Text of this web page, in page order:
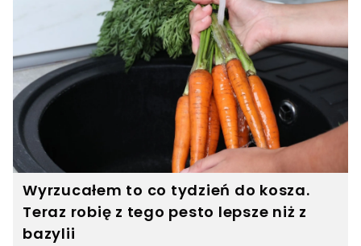
Wyrzucałem to co tydzień do kosza.
Teraz robię z tego pesto lepsze niż z
bazylii